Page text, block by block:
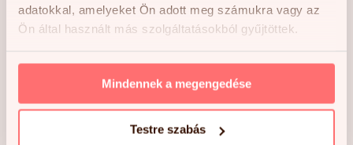
adatokkal, amelyeket Ön adott meg számukra vagy az
Ön által használt más szolgáltatásokból gyűjtöttek.
Mindennek a megengedése
Testre szabás
vizsgálat előtt és után, akik vagy az életkorral
összefüggő kognitív hanyatlással, vagy traumás
neuroimaging eredmények megnövekedett
konnektivitást, csökkent hiper-konnektivitást és
fontos antikorrelációk megjelenését mutatták.